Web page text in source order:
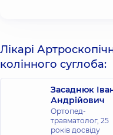
Лікарі
колінного суглоба:
Засаднюк
Андрійович
Ортопед-
травматолог, 25
років досвіду